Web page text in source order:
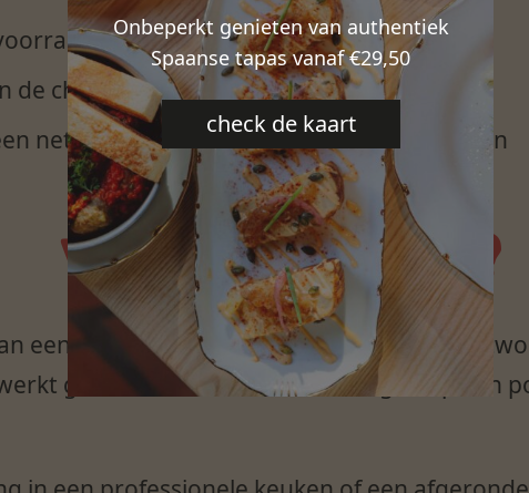
Onbeperkt genieten van authentiek
Spaanse tapas vanaf €29,50
check de kaart
en plaatsen van bestellingen
de chef kok bij afwezigheid
nette, georganiseerde en efficiënte keuken
WIE BEN JIJ?
een drukke service en neemt graag
gestructureerd en weet collega’s op een